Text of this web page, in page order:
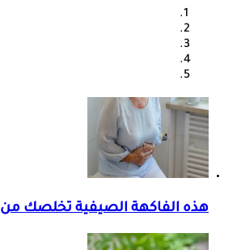
هذه الفاكهة الصيفية تخلصك